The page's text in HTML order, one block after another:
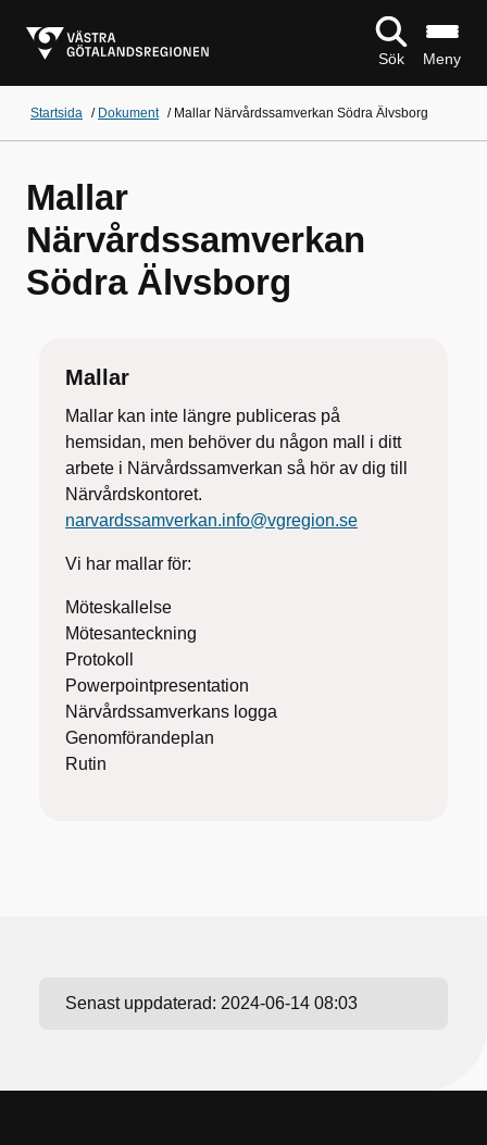
Sök Meny
Startsida / Dokument / Mallar Närvårdssamverkan Södra Älvsborg
Mallar
Närvårdssamverkan
Södra Älvsborg
Mallar
Mallar kan inte längre publiceras på
hemsidan, men behöver du någon mall i ditt
arbete i Närvårdssamverkan så hör av dig till
Närvårdskontoret.
narvardssamverkan.info@vgregion.se
Vi har mallar för:
Möteskallelse
Mötesanteckning
Protokoll
Powerpointpresentation
Närvårdssamverkans logga
Genomförandeplan
Rutin
Senast uppdaterad: 2024-06-14 08:03